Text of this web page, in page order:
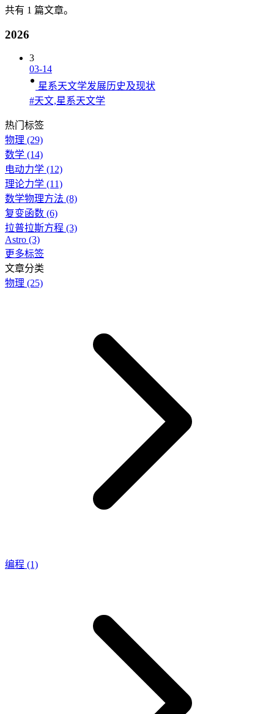
共有 1 篇文章。
2026
3
03-14
星系天文学发展历史及现状
#天文,星系天文学
热门标签
物理 (29)
数学 (14)
电动力学 (12)
理论力学 (11)
数学物理方法 (8)
复变函数 (6)
拉普拉斯方程 (3)
Astro (3)
更多标签
文章分类
物理 (25)
编程 (1)